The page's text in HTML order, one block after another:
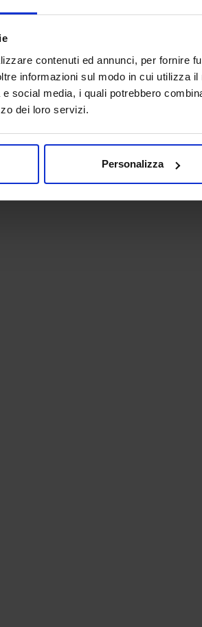
contenuti ed annunci, per fornire
informazioni sul modo in cui utilizza
social media, i quali potrebbero
dei loro servizi.
Personalizza